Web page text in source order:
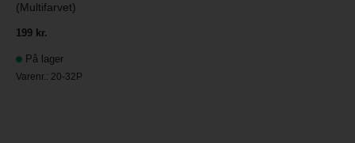
(Multifarvet)
199 kr.
På lager
Varenr.: 20-32P